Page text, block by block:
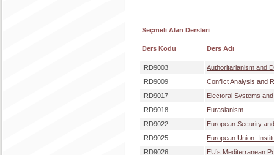
Seçmeli Alan Dersleri
Ders Kodu Ders Adı
IRD9003
Authoritarianism and
IRD9009
Conflict Analysis and
IRD9017
Electoral Systems
IRD9018
Eurasianism
IRD9022
European Security
IRD9025
European Union:
IRD9026
EU’s Mediterranean